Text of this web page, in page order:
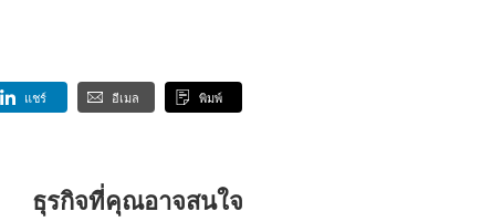
แชร์ อีเมล พิมพ์
ธุรกิจที่คุณอาจสนใจ